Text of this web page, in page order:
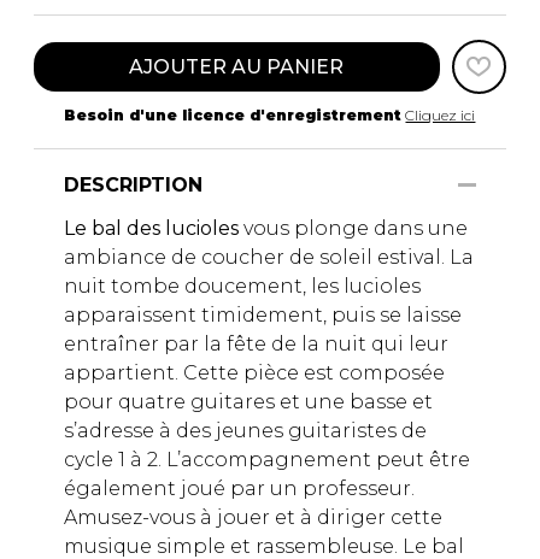
AJOUTER AU PANIER
Besoin d'une licence d'enregistrement Cliquez ici
DESCRIPTION
Le bal des lucioles vous plonge dans une
ambiance de coucher de soleil estival. La
nuit tombe doucement, les lucioles
apparaissent timidement, puis se laisse
entraîner par la fête de la nuit qui leur
appartient. Cette pièce est composée
pour quatre guitares et une basse et
s’adresse à des jeunes guitaristes de
cycle 1 à 2. L’accompagnement peut être
également joué par un professeur.
Amusez-vous à jouer et à diriger cette
musique simple et rassembleuse. Le bal